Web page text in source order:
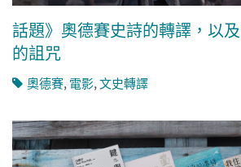
話題》奧德賽史詩的轉譯，以
的詛咒
奧德賽,電影,文史轉譯